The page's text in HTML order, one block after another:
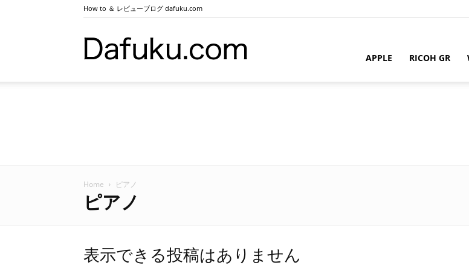
How to ＆ レビューブログ dafuku.com
APPLE RICOH GR
Home ピアノ
ピアノ
表示できる投稿はありません